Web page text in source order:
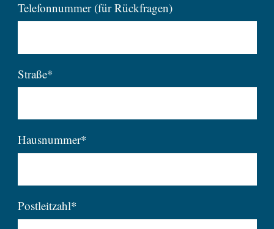
Telefonnummer (für Rückfragen)
Straße*
Hausnummer*
Postleitzahl*